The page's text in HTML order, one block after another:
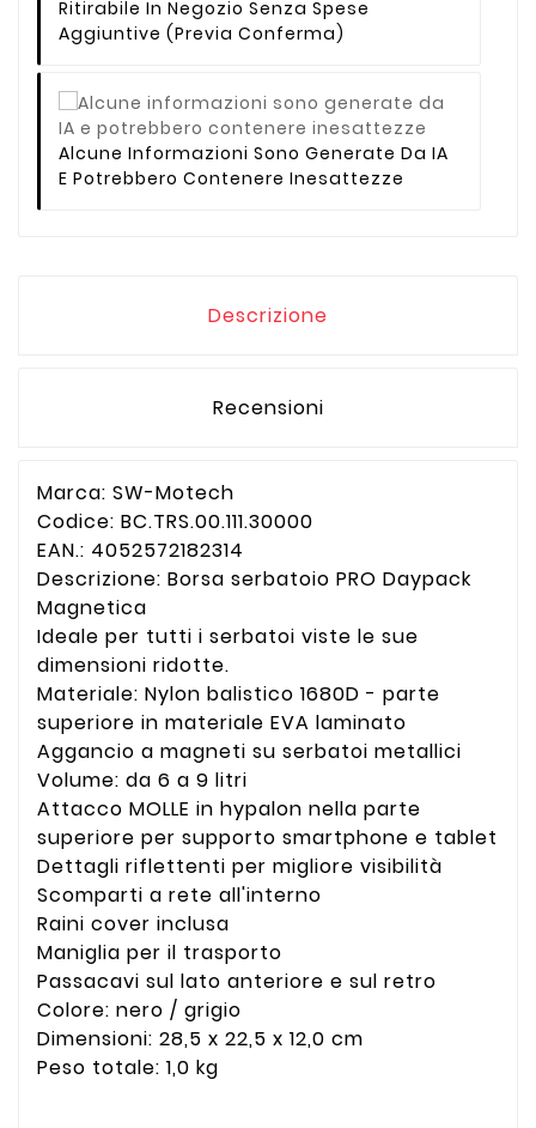
Ritirabile In Negozio Senza Spese
Aggiuntive (previa Conferma)
Alcune Informazioni Sono Generate Da IA
E Potrebbero Contenere Inesattezze
Descrizione
Recensioni
Marca: SW-Motech
Codice: BC.TRS.00.111.30000
EAN.: 4052572182314
Descrizione: Borsa serbatoio PRO Daypack
Magnetica
Ideale per tutti i serbatoi viste le sue
dimensioni ridotte.
Materiale: Nylon balistico 1680D - parte
superiore in materiale EVA laminato
Aggancio a magneti su serbatoi metallici
Volume: da 6 a 9 litri
Attacco MOLLE in hypalon nella parte
superiore per supporto smartphone e tablet
Dettagli riflettenti per migliore visibilità
Scomparti a rete all'interno
Raini cover inclusa
Maniglia per il trasporto
Passacavi sul lato anteriore e sul retro
Colore: nero / grigio
Dimensioni: 28,5 x 22,5 x 12,0 cm
Peso totale: 1,0 kg